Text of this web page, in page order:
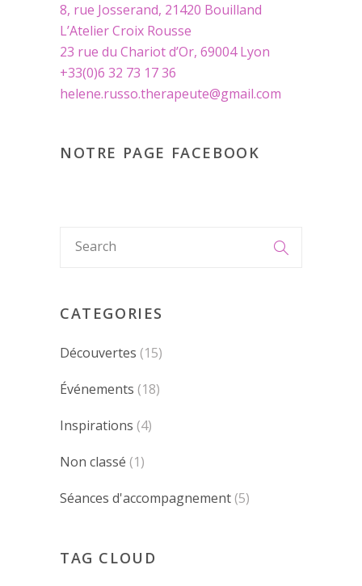
8, rue Josserand, 21420 Bouilland
L’Atelier Croix Rousse
23 rue du Chariot d’Or, 69004 Lyon
+33(0)6 32 73 17 36
helene.russo.therapeute@gmail.com
NOTRE PAGE FACEBOOK
CATEGORIES
Découvertes (15)
Événements (18)
Inspirations (4)
Non classé (1)
Séances d'accompagnement (5)
TAG CLOUD